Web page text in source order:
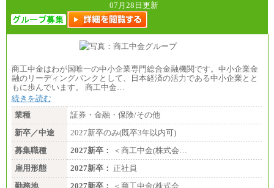
07月28日更新
商工中金はわが国唯一の中小企業専門総合金融機関です。中小企業金
融のリーディングバンクとして、日本経済の活力である中小企業とと
もに歩んでいます。 商工中金…
続きを読む
業種
証券・金融・保険/その他
新卒／中途
2027新卒のみ(既卒3年以内可)
募集職種
2027新卒：
＜商工中金(株式会…
雇用形態
2027新卒： 正社員
勤務地
2027新卒： ＜商工中金(株式会…